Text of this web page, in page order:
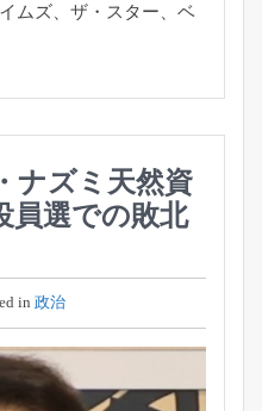
ムズ、ザ・スター、ベ
ナズミ天然資
員選での敗北
in 政治